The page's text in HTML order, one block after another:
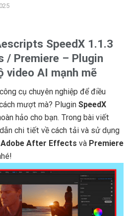
SpeedX 1.1.3
/ Premiere – Plugin
video AI mạnh mẽ
cụ chuyên nghiệp để điều
mượt mà? Plugin SpeedX
hảo cho bạn. Trong bài viết
chi tiết về cách tải và sử dụng
Adobe After Effects và Premiere